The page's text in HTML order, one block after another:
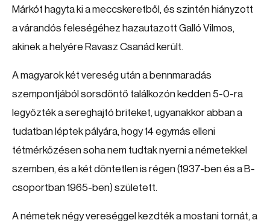
Márkót hagyta ki a meccskeretből, és szintén hiányzott
a várandós feleségéhez hazautazott Galló Vilmos,
akinek a helyére Ravasz Csanád került.
A magyarok két vereség után a bennmaradás
szempontjából sorsdöntő találkozón kedden 5-0-ra
legyőzték a sereghajtó briteket, ugyanakkor abban a
tudatban léptek pályára, hogy 14 egymás elleni
tétmérkőzésen soha nem tudtak nyerni a németekkel
szemben, és a két döntetlen is régen (1937-ben és a B-
csoportban 1965-ben) született.
A németek négy vereséggel kezdték a mostani tornát, a